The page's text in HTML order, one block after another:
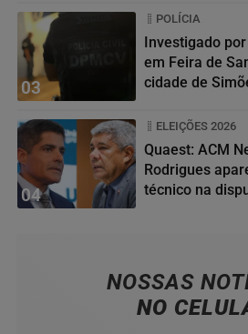
03
POLÍCIA
Investigado
em Feira de
cidade de
04
ELEIÇÕES 2026
Quaest: ACM
Rodrigues
técnico na
NOSSAS
NO